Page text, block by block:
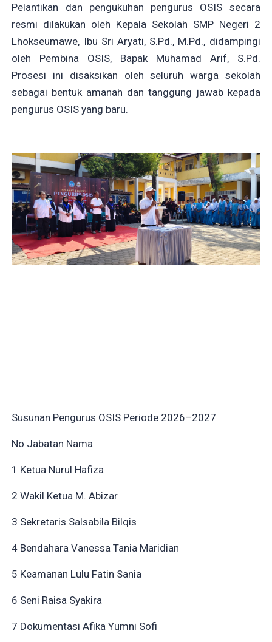
Pelantikan dan pengukuhan pengurus OSIS secara
resmi dilakukan oleh Kepala Sekolah SMP Negeri 2
Lhokseumawe, Ibu Sri Aryati, S.Pd., M.Pd., didampingi
oleh Pembina OSIS, Bapak Muhamad Arif, S.Pd.
Prosesi ini disaksikan oleh seluruh warga sekolah
sebagai bentuk amanah dan tanggung jawab kepada
pengurus OSIS yang baru.
Susunan Pengurus OSIS Periode 2026–2027
No Jabatan Nama
1 Ketua Nurul Hafiza
2 Wakil Ketua M. Abizar
3 Sekretaris Salsabila Bilqis
4 Bendahara Vanessa Tania Maridian
5 Keamanan Lulu Fatin Sania
6 Seni Raisa Syakira
7 Dokumentasi Afika Yumni Sofi